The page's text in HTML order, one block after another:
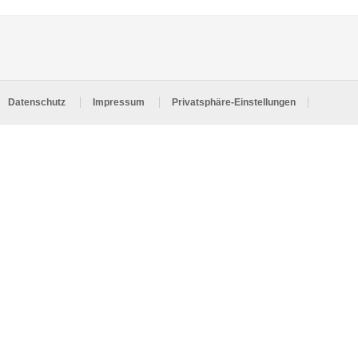
Datenschutz Impressum Privatsphäre-Einstellungen